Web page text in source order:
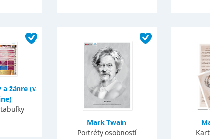
a žánre (v
Mark Twain
Portréty osobností